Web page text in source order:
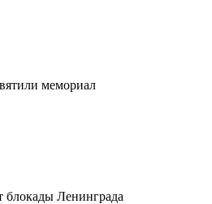
мемориал
блокады Ленинграда